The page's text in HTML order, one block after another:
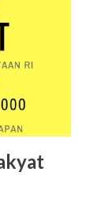
dan
Nasional
di